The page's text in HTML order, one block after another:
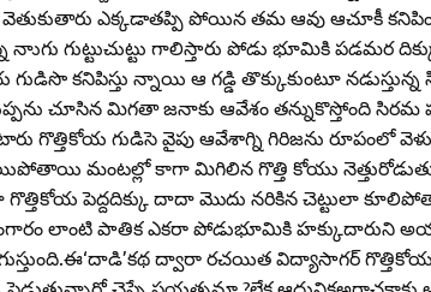
ఎక్కడాతప్పి పోయిన తమ ఆవు ఆచూకీ
గుట్టుచుట్టు గాలిస్తారు పోడు భూమికి పడమర
కనిపిస్తు న్నాయి ఆ గడ్డి తొక్కుకుంటూ నడుస్తున్న
చూసిన మిగతా జనాకు ఆవేశం తన్నుకొస్తోంది సిరమ
గొత్తికోయ గుడిసె వైపు ఆవేశాగ్ని గిరిజను రూపంలో
మంటల్లో కాగా మిగిలిన గొత్తి కోయు
గొత్తికోయ పెద్దదిక్కు దాదా మొదు నరికిన చెట్టులా
లాంటి పాతిక ఎకరా పోడుభూమికి హక్కుదారుని
ద్వారా రచయిత విద్యాసాగర్‌
చెప్పే ప్రయత్నమా ?లేక